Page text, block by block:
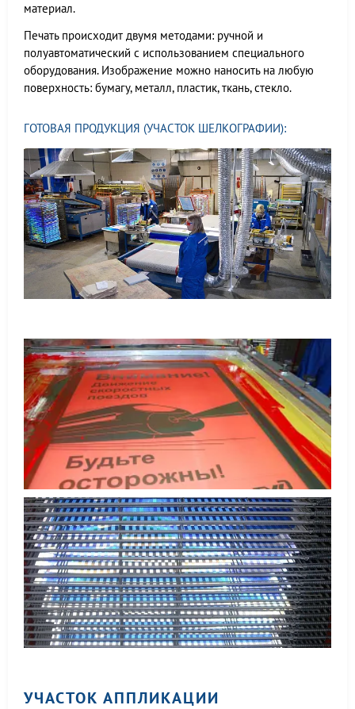
материал.
Печать происходит двумя методами: ручной и
полуавтоматический с использованием специального
оборудования. Изображение можно наносить на любую
поверхность: бумагу, металл, пластик, ткань, стекло.
ГОТОВАЯ ПРОДУКЦИЯ (УЧАСТОК ШЕЛКОГРАФИИ):
УЧАСТОК АППЛИКАЦИИ